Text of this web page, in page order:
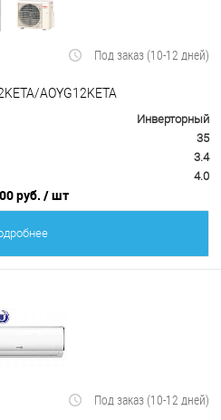
Под заказ (10-12 дней)
AOYG12KETA
Инверторный
35
3.4
4.0
руб. / шт
Под заказ (10-12 дней)